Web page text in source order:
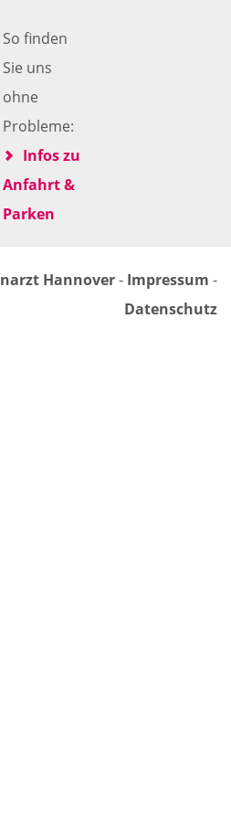
So finden
Sie uns
ohne
Probleme:
Infos zu
Anfahrt &
Parken
Hannover- Impressum -
Datenschutz